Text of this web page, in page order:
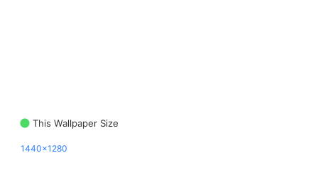
This Wallpaper Size
1440x1280